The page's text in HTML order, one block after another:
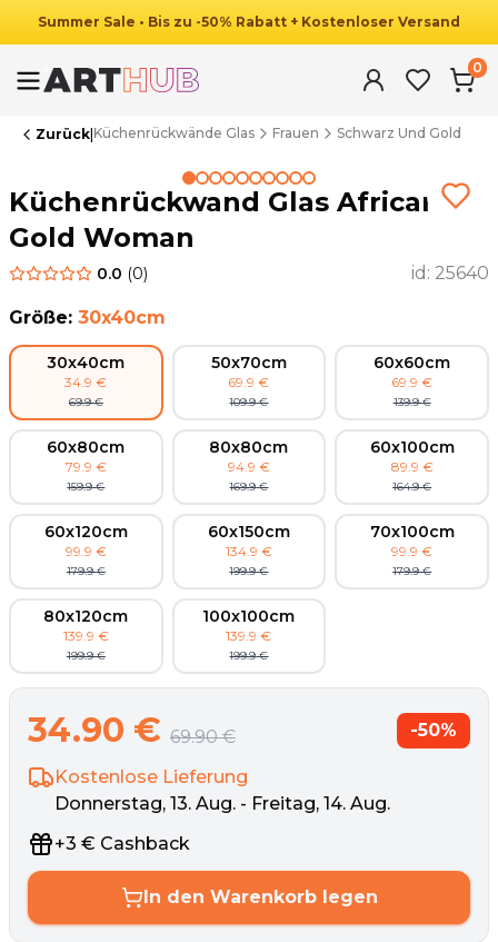
Summer Sale • Bis zu -50% Rabatt + Kostenloser Versand
0
Zurück Küchenrückwände Glas Frauen Schwarz Und Gold
Küchenrückwand Glas African
Gold Woman
0.0 (0) id: 25640
Größe: 30x40cm
30x40cm
34.9 €
69.9 €
50x70cm
69.9 €
109.9 €
60x60cm
69.9 €
139.9 €
60x80cm
79.9 €
159.9 €
80x80cm
94.9 €
169.9 €
60x100cm
89.9 €
164.9 €
60x120cm
99.9 €
179.9 €
60x150cm
134.9 €
199.9 €
70x100cm
99.9 €
179.9 €
80x120cm
139.9 €
199.9 €
100x100cm
139.9 €
199.9 €
34.90 € 69.90 € -50%
Kostenlose Lieferung
Donnerstag, 13. Aug. - Freitag, 14. Aug.
+3 € Cashback
In den Warenkorb legen